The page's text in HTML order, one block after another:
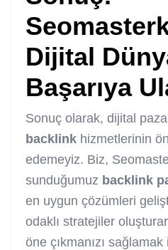
Dijital
Başarıya
Sonuç olarak, dijital
backlink hizmetlerinin
edemeyiz. Biz,
sunduğumuz backlink
en uygun çözümleri
odaklı stratejiler
öne çıkmanızı